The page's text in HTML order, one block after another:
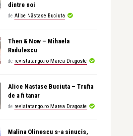
dintre noi
de Alice Năstase Buciuta
Then & Now – Mihaela
Radulescu
de revistatango.ro Marea Dragoste
Alice Nastase Buciuta – Trufia
de a fi tanar
de revistatango.ro Marea Dragoste
Malina Olinescu s-a sinucis,